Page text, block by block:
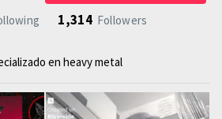
1,314 Followers
en heavy metal